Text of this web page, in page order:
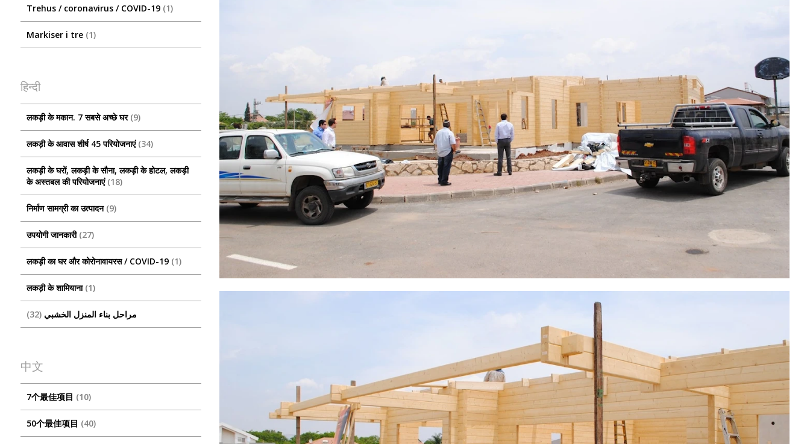
Trehus / coronavirus / COVID-19 1
Markiser i tre 1
हिन्दी
लकड़ी के मकान. 7 सबसे अच्छे घर 9
लकड़ी के आवास शीर्ष 45 परियोजनाएं 34
लकड़ी के घरों, लकड़ी के सौना, लकड़ी के होटल, लकड़ी
के अस्तबल की परियोजनाएं 18
निर्माण सामग्री का उत्पादन 9
उपयोगी जानकारी 27
लकड़ी का घर और कोरोनावायरस / COVID-19 1
लकड़ी के शामियाना 1
مراحل بناء المنزل الخشبي 32
中文
7个最佳项目 10
50个最佳项目 40